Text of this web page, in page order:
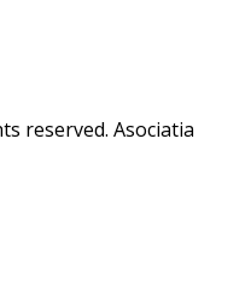
reserved. Asociatia